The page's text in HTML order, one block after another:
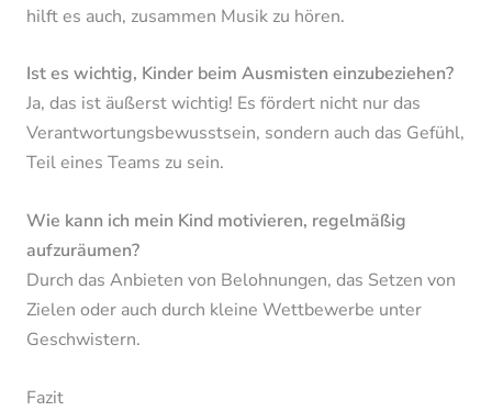
hilft es auch, zusammen Musik zu hören.
Ist es wichtig, Kinder beim Ausmisten einzubeziehen?
Ja, das ist äußerst wichtig! Es fördert nicht nur das
Verantwortungsbewusstsein, sondern auch das Gefühl,
Teil eines Teams zu sein.
Wie kann ich mein Kind motivieren, regelmäßig
aufzuräumen?
Durch das Anbieten von Belohnungen, das Setzen von
Zielen oder auch durch kleine Wettbewerbe unter
Geschwistern.
Fazit